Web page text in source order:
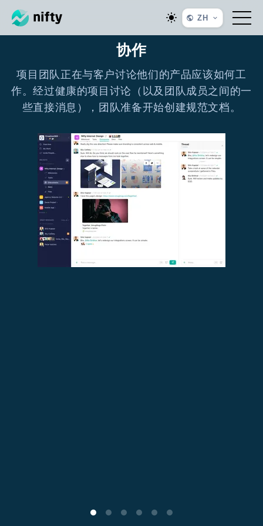
ZH
协作
项目团队正在与客户讨论他们的产品应该如何工
作。经过健康的项目讨论（以及团队成员之间的一
些直接消息），团队准备开始创建规范文档。